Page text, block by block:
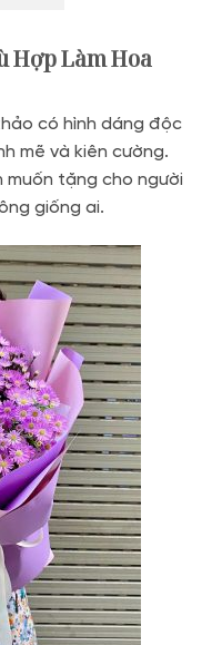
Hợp Làm Hoa
có hình dáng độc
mẽ và kiên cường.
muốn tặng cho người
giống ai.